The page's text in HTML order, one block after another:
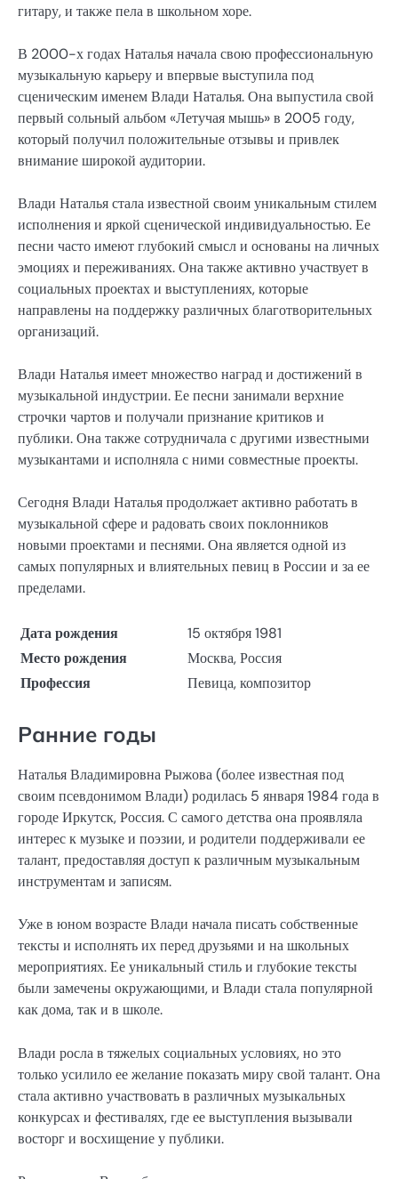
гитару, и также пела в школьном хоре.
В 2000-х годах Наталья начала свою профессиональную
музыкальную карьеру и впервые выступила под
сценическим именем Влади Наталья. Она выпустила свой
первый сольный альбом «Летучая мышь» в 2005 году,
который получил положительные отзывы и привлек
внимание широкой аудитории.
Влади Наталья стала известной своим уникальным стилем
исполнения и яркой сценической индивидуальностью. Ее
песни часто имеют глубокий смысл и основаны на личных
эмоциях и переживаниях. Она также активно участвует в
социальных проектах и выступлениях, которые
направлены на поддержку различных благотворительных
организаций.
Влади Наталья имеет множество наград и достижений в
музыкальной индустрии. Ее песни занимали верхние
строчки чартов и получали признание критиков и
публики. Она также сотрудничала с другими известными
музыкантами и исполняла с ними совместные проекты.
Сегодня Влади Наталья продолжает активно работать в
музыкальной сфере и радовать своих поклонников
новыми проектами и песнями. Она является одной из
самых популярных и влиятельных певиц в России и за ее
пределами.
Дата рождения
15 октября 1981
Место рождения
Москва, Россия
Профессия
Певица, композитор
Ранние годы
Наталья Владимировна Рыжова (более известная под
своим псевдонимом Влади) родилась 5 января 1984 года в
городе Иркутск, Россия. С самого детства она проявляла
интерес к музыке и поэзии, и родители поддерживали ее
талант, предоставляя доступ к различным музыкальным
инструментам и записям.
Уже в юном возрасте Влади начала писать собственные
тексты и исполнять их перед друзьями и на школьных
мероприятиях. Ее уникальный стиль и глубокие тексты
были замечены окружающими, и Влади стала популярной
как дома, так и в школе.
Влади росла в тяжелых социальных условиях, но это
только усилило ее желание показать миру свой талант. Она
стала активно участвовать в различных музыкальных
конкурсах и фестивалях, где ее выступления вызывали
восторг и восхищение у публики.